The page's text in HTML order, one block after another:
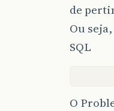
de
Ou
SQL
O